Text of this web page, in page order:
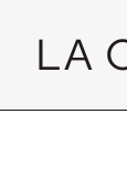
LA